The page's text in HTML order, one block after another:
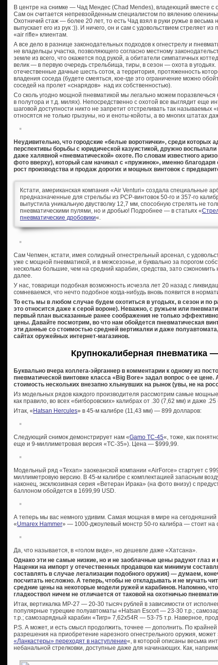
В центре на снимке — Чад Мендес (Chad Mendes), владеющий вместе с
Сам он считается непревзойденным специалистом по вялению
Охотничий стаж — более 20 лет, то есть Чад взял в руки ружье в
выпускает его из рук :)). И ничего, он и сам с удовольствием стреляет
«air rifle» клиентам.
А все дело в разнице законодательных подходов к огнестрелу и
не владельцы участка, позволяющего согласно местному
земле из всего, что окажется под рукой, а обитатели симпатичных
велик — в первую очередь стрельбища, тиры, в сезон — охота в
отечественные дачные шесть соток, а территория, протяженность
владения соседа (будете смеяться, кое-где это ограничение можно
соседей на пролет «снарядов» над их собственностью).
Со сколь угодно мощной пневматикой мы легально можем поразвлечься
в полутора и т.д. милях). Непосредственно с охотой все выглядит еще
шаговой доступности никто не запретит отстреливать так называемых
относятся не только грызуны, но и еноты-койоты, а во многих штатах
Неудивительно, что городские «белые воротнички», среди которых
перспективы борьбы с юридической казуистикой, дружно
даже халявной «пневматической» охоте. По словам известного
фото вверху), который сам начинал с «пружинок», именно
рост производства и продаж дорогих и мощных винтовок с
Кстати, американская компания «Air Venturi» создала специальные
предназначенные для стрельбы из PCP-винтовок 50-го и 357-го
выпустила уникальную двустволку 12,7 мм, способную стрелять не
пневматическими пулями, но и дробью! Подробнее — в статьях «
пневматические дробовики«.
Сам Чепмен, кстати, имея солидный огнестрельный арсенал, с
уже с мощной пневматикой, и в межсезонье, и буквально за порогом
несколько большие, чем на средний карабин, средства, зато сэкономить
далее.
У нас, товарищи подобная возможность исчезла лет 20 назад с
сомневаемся, что нечто подобное когда-нибудь вновь появится в
То есть мы в любом случае будем охотиться в угодьях, в сезон и по
это относится даже к серой вороне). Неважно, с ружьем или
первый план высказанные ранее соображения не только
цены. Давайте посмотрим, во что нам обойдется пневматическая
эти данные со стоимостью средней вертикалки и даже
сайтах оружейных интернет-магазинов.
Крупнокалиберная пневматика
Буквально вчера коллега-эйрганнер в комментарии к одному из
пневматической винтовке класса «Big Bore» задал вопрос о ее цене.
стоимость нескольких внезапно хлынувших на рынок (увы, не на
Из модельных рядов каждого производителя рассмотрим самые мощные
как правило, во всех «бигборовских» калибрах от .30 (7,62 мм) и даже
Итак, «Hatsan Hercules» в 45-м калибре (11,43 мм) — 899 долларов:
Следующий снимок демонстрирует нам «Gamo TC-45«, тоже, как
еще и 9-миллиметровая версия «TC-35»). Цена — $999,99.
Модельный ряд «Texan» заокеанской компании «AirForce» стартует с
миллиметровую версию. В 45-м калибре с комплектацией запасным
наконец, эксклюзивная серия «Ветеран Ирака» (на фото внизу) с
баллоном обойдется в 1699,99 USD.
А теперь мы вас немного удивим. Самая мощная в мире на сегодняшний
«Umarex Hammer» — 1000-джоулевый монстр 50-го калибра — стоит на
Да, что называется, в «голом виде», но дешевле даже «Хатсана».
Однако эти не самые низкие, но и не заоблачные цены радуют глаз и
Наценки на импорт у отечественных продавцов как минимум
составлять в случае легализации подобного оружия) — думаем,
посчитать несложно. А теперь, чтобы не откладывать и не мучать
средние цены на некоторые модели ружей и карабинов. Напомню,
гладкоствол ничем не отличается от таковой на охотничью
Итак, вертикалка МР-27 — 20-30 тысяч рублей в зависимости от
популярные турецкие полуавтоматы «Hatsan Escort — 23-30 т.р.;
т.р.; самозарядный карабин «Тигр» 7,62х54R — 53-75 т.р. Наверное,
P.S. А может, и есть смысл продолжить, точнее — дополнить. По
разрешения на приобретение нарезного огнестрельного оружия,
«Ланкастеры» переходят в наступление«, в которой описаны весьма
небанальной стрелковки, доступные даже для начинающих. Как,